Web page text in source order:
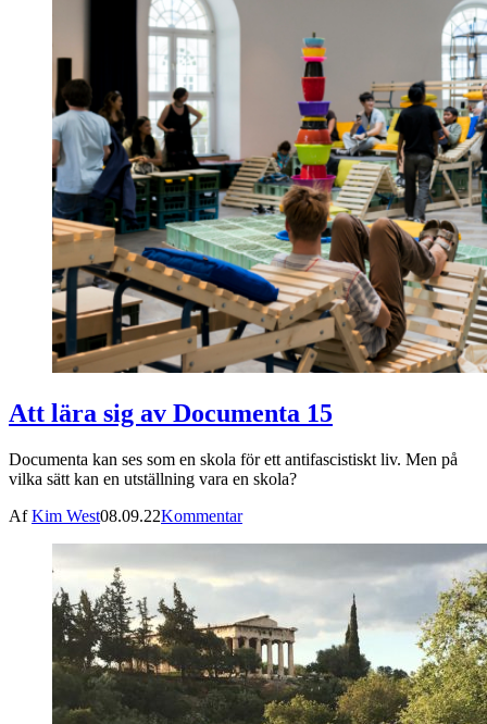
Att lära sig av Documenta 15
Documenta kan ses som en skola för ett antifascistiskt liv. Men på
vilka sätt kan en utställning vara en skola?
AfKim West08.09.22Kommentar